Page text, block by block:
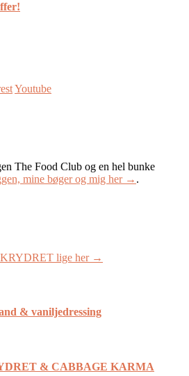
Youtube
The Food Club og en hel bunke
mine bøger og mig her → .
KRYDRET lige her →
& vaniljedressing
& CABBAGE KARMA